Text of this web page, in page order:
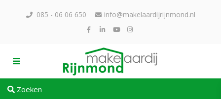
085 - 06 06 650 info@makelaardijrijnmond.nl
Zoeken